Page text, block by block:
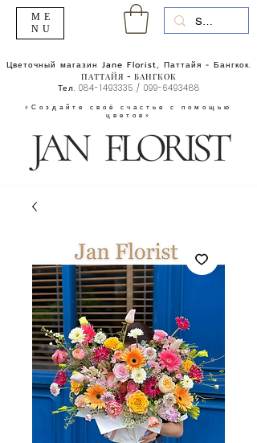
«Создайте своё счастье с помощью
цветов»
Цветочный магазин Jane Florist, Паттайя - Бангкок.
ПАТТАЙЯ - БАНГКОК
Тел. 084-1493335 / 099-6493488
ME
NU